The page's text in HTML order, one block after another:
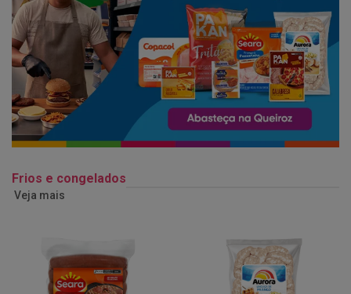
Frios e congelados
Veja mais